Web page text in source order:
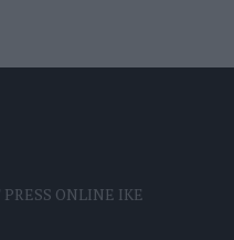
ONLINE IKE